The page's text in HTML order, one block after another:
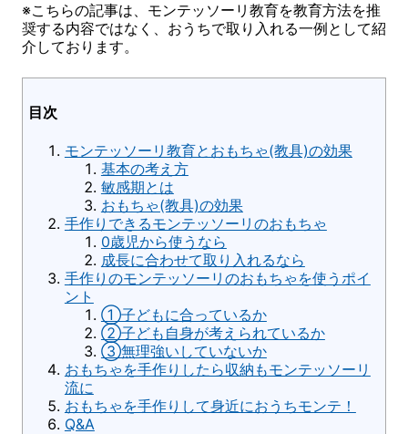
※こちらの記事は、モンテッソーリ教育を教育方法を推
奨する内容ではなく、おうちで取り入れる一例として紹
介しております。
目次
モンテッソーリ教育とおもちゃ(教具)の効果
基本の考え方
敏感期とは
おもちゃ(教具)の効果
手作りできるモンテッソーリのおもちゃ
0歳児から使うなら
成長に合わせて取り入れるなら
手作りのモンテッソーリのおもちゃを使うポイ
ント
①子どもに合っているか
②子ども自身が考えられているか
③無理強いしていないか
おもちゃを手作りしたら収納もモンテッソーリ
流に
おもちゃを手作りして身近におうちモンテ！
Q&A